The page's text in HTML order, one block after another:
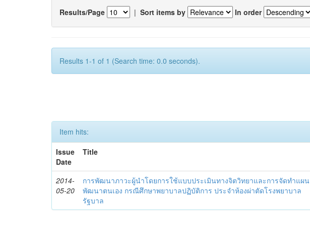
Results/Page | Sort items by In order
Results 1-1 of 1 (Search time: 0.0 seconds).
Item hits:
Issue
Date
Title
2014-
05-20
การพัฒนาภาวะผู้นำโดยการใช้แบบประเมินทางจิตวิทยาและการจัดทำแผน
พัฒนาตนเอง กรณีศึกษาพยาบาลปฏิบัติการ ประจำห้องผ่าตัดโรงพยาบาล
รัฐบาล